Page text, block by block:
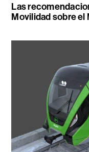
Las
Movilidad sobre el